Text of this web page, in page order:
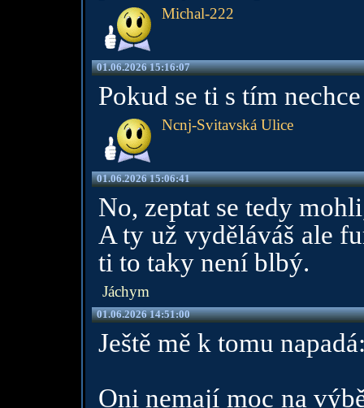
Michal-222
01.06.2026 15:16:07
Pokud se ti s tím
Ncnj-Svitavská Ulice
01.06.2026 15:06:41
No, zeptat se tedy
A ty už vyděláváš ale
ti to taky není blbý.
Jáchym
01.06.2026 14:51:00
Ještě mě k tomu
Oni nemají moc na